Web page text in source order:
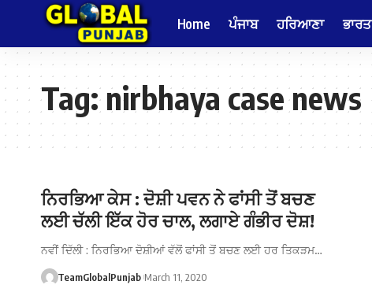
Home ਪੰਜਾਬ ਹਰਿਆਣਾ ਭਾਰਤ
Tag:nirbhaya case news
ਨਿਰਭਿਆ ਕੇਸ : ਦੋਸ਼ੀ ਪਵਨ ਨੇ ਫਾਂਸੀ ਤੋਂ ਬਚਣ
ਲਈ ਚੱਲੀ ਇੱਕ ਹੋਰ ਚਾਲ, ਲਗਾਏ ਗੰਭੀਰ ਦੋਸ਼!
ਨਵੀਂ ਦਿੱਲੀ : ਨਿਰਭਿਆ ਦੋਸ਼ੀਆਂ ਵੱਲੋਂ ਫਾਂਸੀ ਤੋਂ ਬਚਣ ਲਈ ਹਰ ਤਿਕੜਮ…
TeamGlobalPunjab March 11, 2020